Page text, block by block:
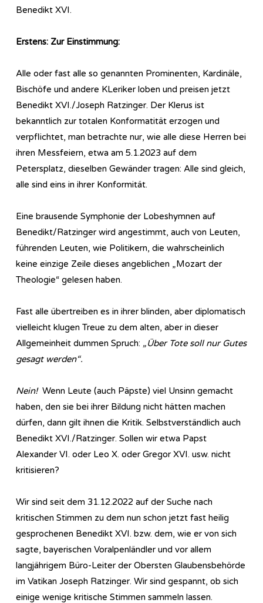
Benedikt XVI.
Erstens: Zur Einstimmung:
Alle oder fast alle so genannten Prominenten, Kardinäle,
Bischöfe und andere KLeriker loben und preisen jetzt
Benedikt XVI./Joseph Ratzinger. Der Klerus ist
bekanntlich zur totalen Konformatität erzogen und
verpflichtet, man betrachte nur, wie alle diese Herren bei
ihren Messfeiern, etwa am 5.1.2023 auf dem
Petersplatz, dieselben Gewänder tragen: Alle sind gleich,
alle sind eins in ihrer Konformität.
Eine brausende Symphonie der Lobeshymnen auf
Benedikt/Ratzinger wird angestimmt, auch von Leuten,
führenden Leuten, wie Politikern, die wahrscheinlich
keine einzige Zeile dieses angeblichen „Mozart der
Theologie“ gelesen haben.
Fast alle übertreiben es in ihrer blinden, aber diplomatisch
vielleicht klugen Treue zu dem alten, aber in dieser
Allgemeinheit dummen Spruch: „Über Tote soll nur Gutes
gesagt werden“.
Nein! Wenn Leute (auch Päpste) viel Unsinn gemacht
haben, den sie bei ihrer Bildung nicht hätten machen
dürfen, dann gilt ihnen die Kritik. Selbstverständlich auch
Benedikt XVI./Ratzinger. Sollen wir etwa Papst
Alexander VI. oder Leo X. oder Gregor XVI. usw. nicht
kritisieren?
Wir sind seit dem 31.12.2022 auf der Suche nach
kritischen Stimmen zu dem nun schon jetzt fast heilig
gesprochenen Benedikt XVI. bzw. dem, wie er von sich
sagte, bayerischen Voralpenländler und vor allem
langjährigem Büro-Leiter der Obersten Glaubensbehörde
im Vatikan Joseph Ratzinger. Wir sind gespannt, ob sich
einige wenige kritische Stimmen sammeln lassen.